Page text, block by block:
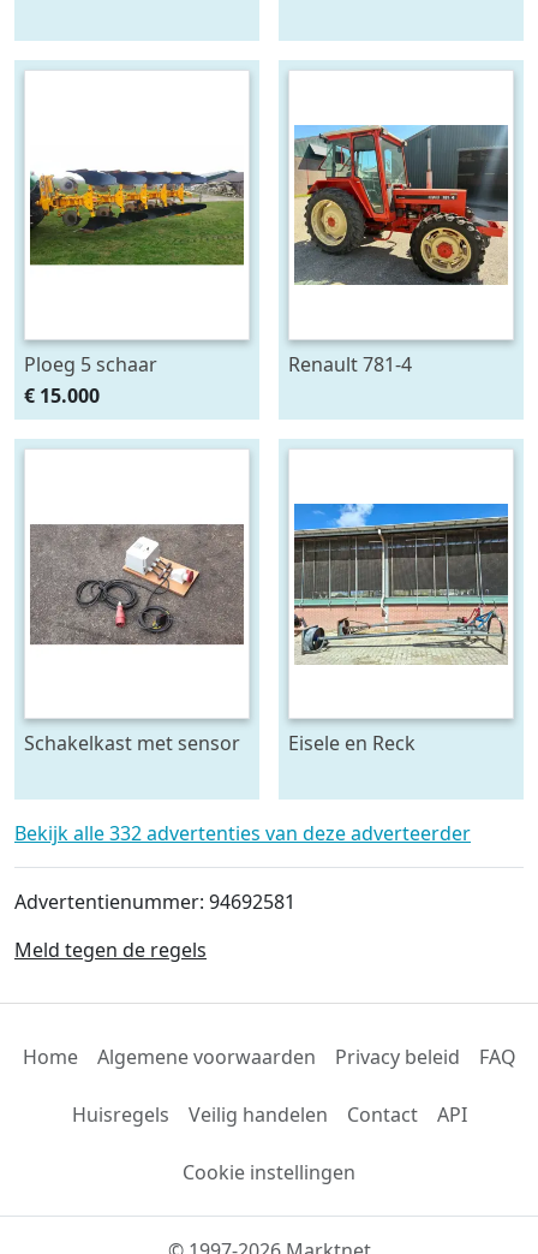
leverancier
zonnepanelen accu
Ploeg 5 schaar
RUMPTSTAD RPV 140 -
480V4 + 1
€ 15.000
Renault 781-4
Schakelkast met sensor
Eisele en Reck
kast 70 x 70 raam - beide
5 meter lang
Bekijk alle 332 advertenties van deze adverteerder
Advertentienummer: 94692581
Meld tegen de regels
Home Algemene voorwaarden Privacy beleid FAQ
Huisregels Veilig handelen Contact API
Cookie instellingen